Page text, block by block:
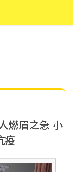
燃眉之急 小
疫